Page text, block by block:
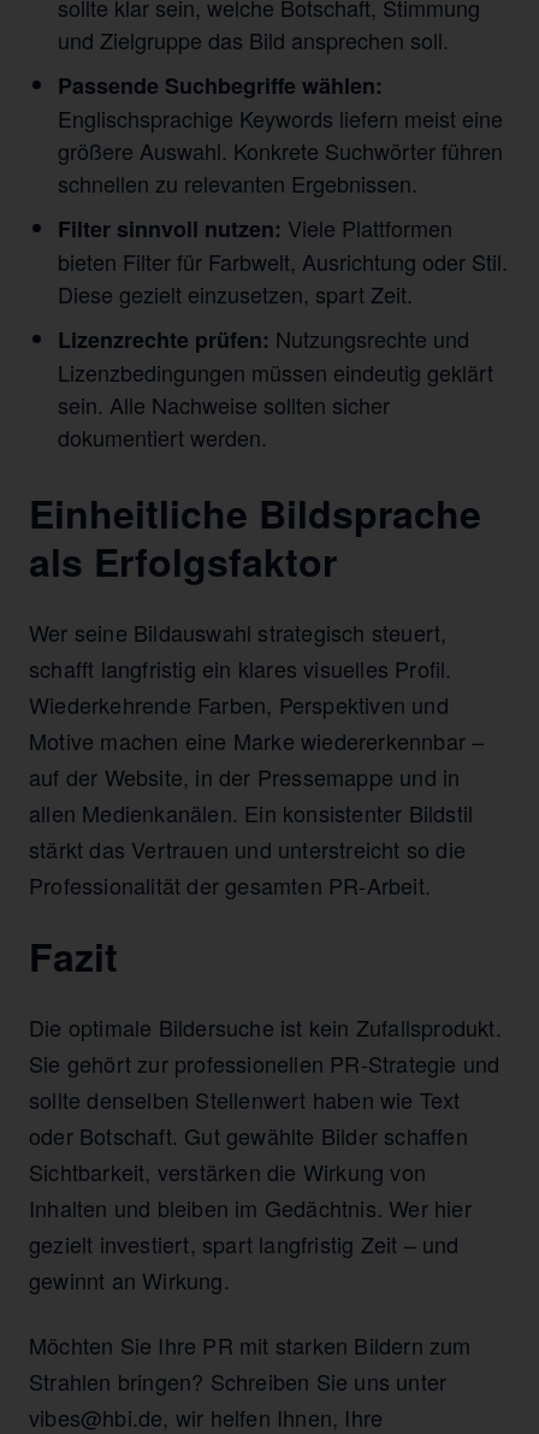
sollte klar sein, welche Botschaft, Stimmung
und Zielgruppe das Bild ansprechen soll.
Passende Suchbegriffe wählen:
Englischsprachige Keywords liefern meist eine
größere Auswahl. Konkrete Suchwörter führen
schnellen zu relevanten Ergebnissen.
Filter sinnvoll nutzen: Viele Plattformen
bieten Filter für Farbwelt, Ausrichtung oder Stil.
Diese gezielt einzusetzen, spart Zeit.
Lizenzrechte prüfen: Nutzungsrechte und
Lizenzbedingungen müssen eindeutig geklärt
sein. Alle Nachweise sollten sicher
dokumentiert werden.
Einheitliche Bildsprache
als Erfolgsfaktor
Wer seine Bildauswahl strategisch steuert,
schafft langfristig ein klares visuelles Profil.
Wiederkehrende Farben, Perspektiven und
Motive machen eine Marke wiedererkennbar –
auf der Website, in der Pressemappe und in
allen Medienkanälen. Ein konsistenter Bildstil
stärkt das Vertrauen und unterstreicht so die
Professionalität der gesamten PR-Arbeit.
Fazit
Die optimale Bildersuche ist kein Zufallsprodukt.
Sie gehört zur professionellen PR-Strategie und
sollte denselben Stellenwert haben wie Text
oder Botschaft. Gut gewählte Bilder schaffen
Sichtbarkeit, verstärken die Wirkung von
Inhalten und bleiben im Gedächtnis. Wer hier
gezielt investiert, spart langfristig Zeit – und
gewinnt an Wirkung.
Möchten Sie Ihre PR mit starken Bildern zum
Strahlen bringen? Schreiben Sie uns unter
vibes@hbi.de, wir helfen Ihnen, Ihre